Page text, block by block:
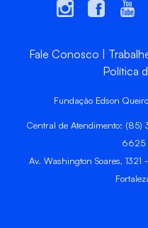
Fale Conosco
Política
Fundação Edson
Central de Atendimento:
6625
Av. Washington Soares,